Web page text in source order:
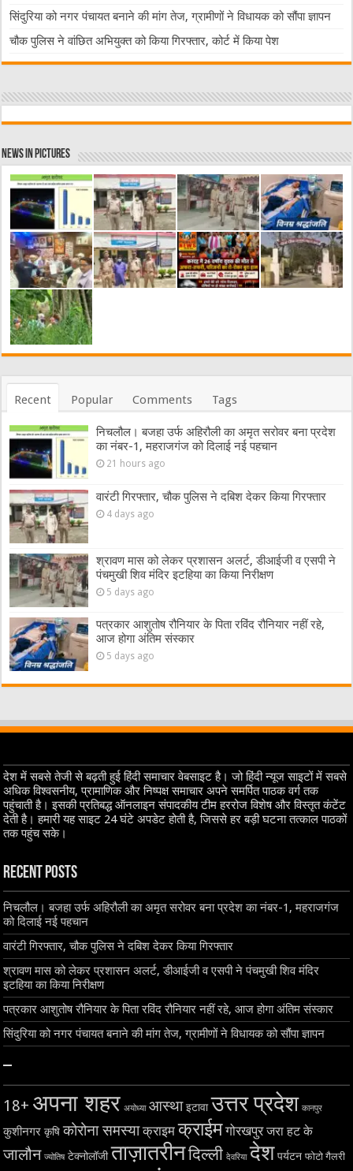
सिंदुरिया को नगर पंचायत बनाने की मांग तेज, ग्रामीणों ने विधायक को सौंपा ज्ञापन
चौक पुलिस ने वांछित अभियुक्त को किया गिरफ्तार, कोर्ट में किया पेश
News in Pictures
Recent Popular Comments Tags
निचलौल। बजहा उर्फ अहिरौली का अमृत सरोवर बना प्रदेश
का नंबर-1, महराजगंज को दिलाई नई पहचान
21 hours ago
वारंटी गिरफ्तार, चौक पुलिस ने दबिश देकर किया गिरफ्तार
4 days ago
श्रावण मास को लेकर प्रशासन अलर्ट, डीआईजी व एसपी ने
पंचमुखी शिव मंदिर इटहिया का किया निरीक्षण
5 days ago
पत्रकार आशुतोष रौनियार के पिता रविंद रौनियार नहीं रहे,
आज होगा अंतिम संस्कार
5 days ago
देश में सबसे तेजी से बढ़ती हुई हिंदी समाचार वेबसाइट है। जो हिंदी न्यूज साइटों में सबसे
अधिक विश्वसनीय, प्रामाणिक और निष्पक्ष समाचार अपने समर्पित पाठक वर्ग तक
पहुंचाती है। इसकी प्रतिबद्ध ऑनलाइन संपादकीय टीम हररोज विशेष और विस्तृत कंटेंट
देती है। हमारी यह साइट 24 घंटे अपडेट होती है, जिससे हर बड़ी घटना तत्काल पाठकों
तक पहुंच सके।
Recent Posts
निचलौल। बजहा उर्फ अहिरौली का अमृत सरोवर बना प्रदेश का नंबर-1, महराजगंज
को दिलाई नई पहचान
वारंटी गिरफ्तार, चौक पुलिस ने दबिश देकर किया गिरफ्तार
श्रावण मास को लेकर प्रशासन अलर्ट, डीआईजी व एसपी ने पंचमुखी शिव मंदिर
इटहिया का किया निरीक्षण
पत्रकार आशुतोष रौनियार के पिता रविंद रौनियार नहीं रहे, आज होगा अंतिम संस्कार
सिंदुरिया को नगर पंचायत बनाने की मांग तेज, ग्रामीणों ने विधायक को सौंपा ज्ञापन
–
18+ अपना शहर अयोध्या आस्था इटावा उत्तर प्रदेश कानपुर
कुशीनगर कृषि कोरोना समस्या क्राइम क्राईम गोरखपुर जरा हट के
जालौन ज्योतिष टेक्नोलॉजी ताज़ातरीनदिल्ली देवरिया देश पर्यटन फोटो गैलरी